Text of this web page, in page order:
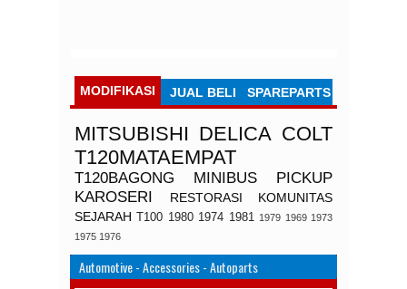
MODIFIKASI JUAL BELI SPAREPARTS
MITSUBISHI DELICA COLT
T120MATAEMPAT
T120BAGONG MINIBUS
PICKUP
KAROSERI
RESTORASI
KOMUNITAS
SEJARAH
T100 1980 1974 1981 1979 1969 1973
1975 1976
Automotive - Accessories - Autoparts